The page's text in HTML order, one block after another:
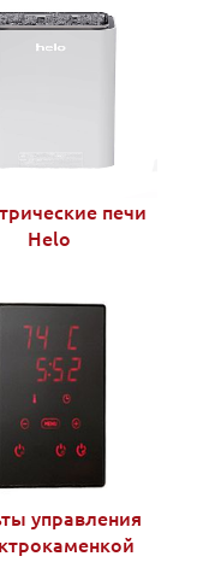
печи
Helo
управления